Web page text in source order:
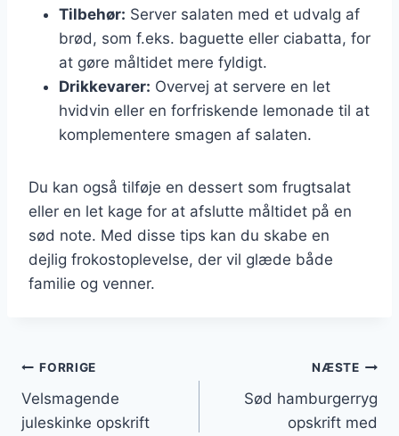
Tilbehør: Server salaten med et udvalg af
brød, som f.eks. baguette eller ciabatta, for
at gøre måltidet mere fyldigt.
Drikkevarer: Overvej at servere en let
hvidvin eller en forfriskende lemonade til at
komplementere smagen af salaten.
Du kan også tilføje en dessert som frugtsalat
eller en let kage for at afslutte måltidet på en
sød note. Med disse tips kan du skabe en
dejlig frokostoplevelse, der vil glæde både
familie og venner.
Indlægsnavigation
FORRIGE
Velsmagende
juleskinke opskrift
NÆSTE
Sød hamburgerryg
opskrift med